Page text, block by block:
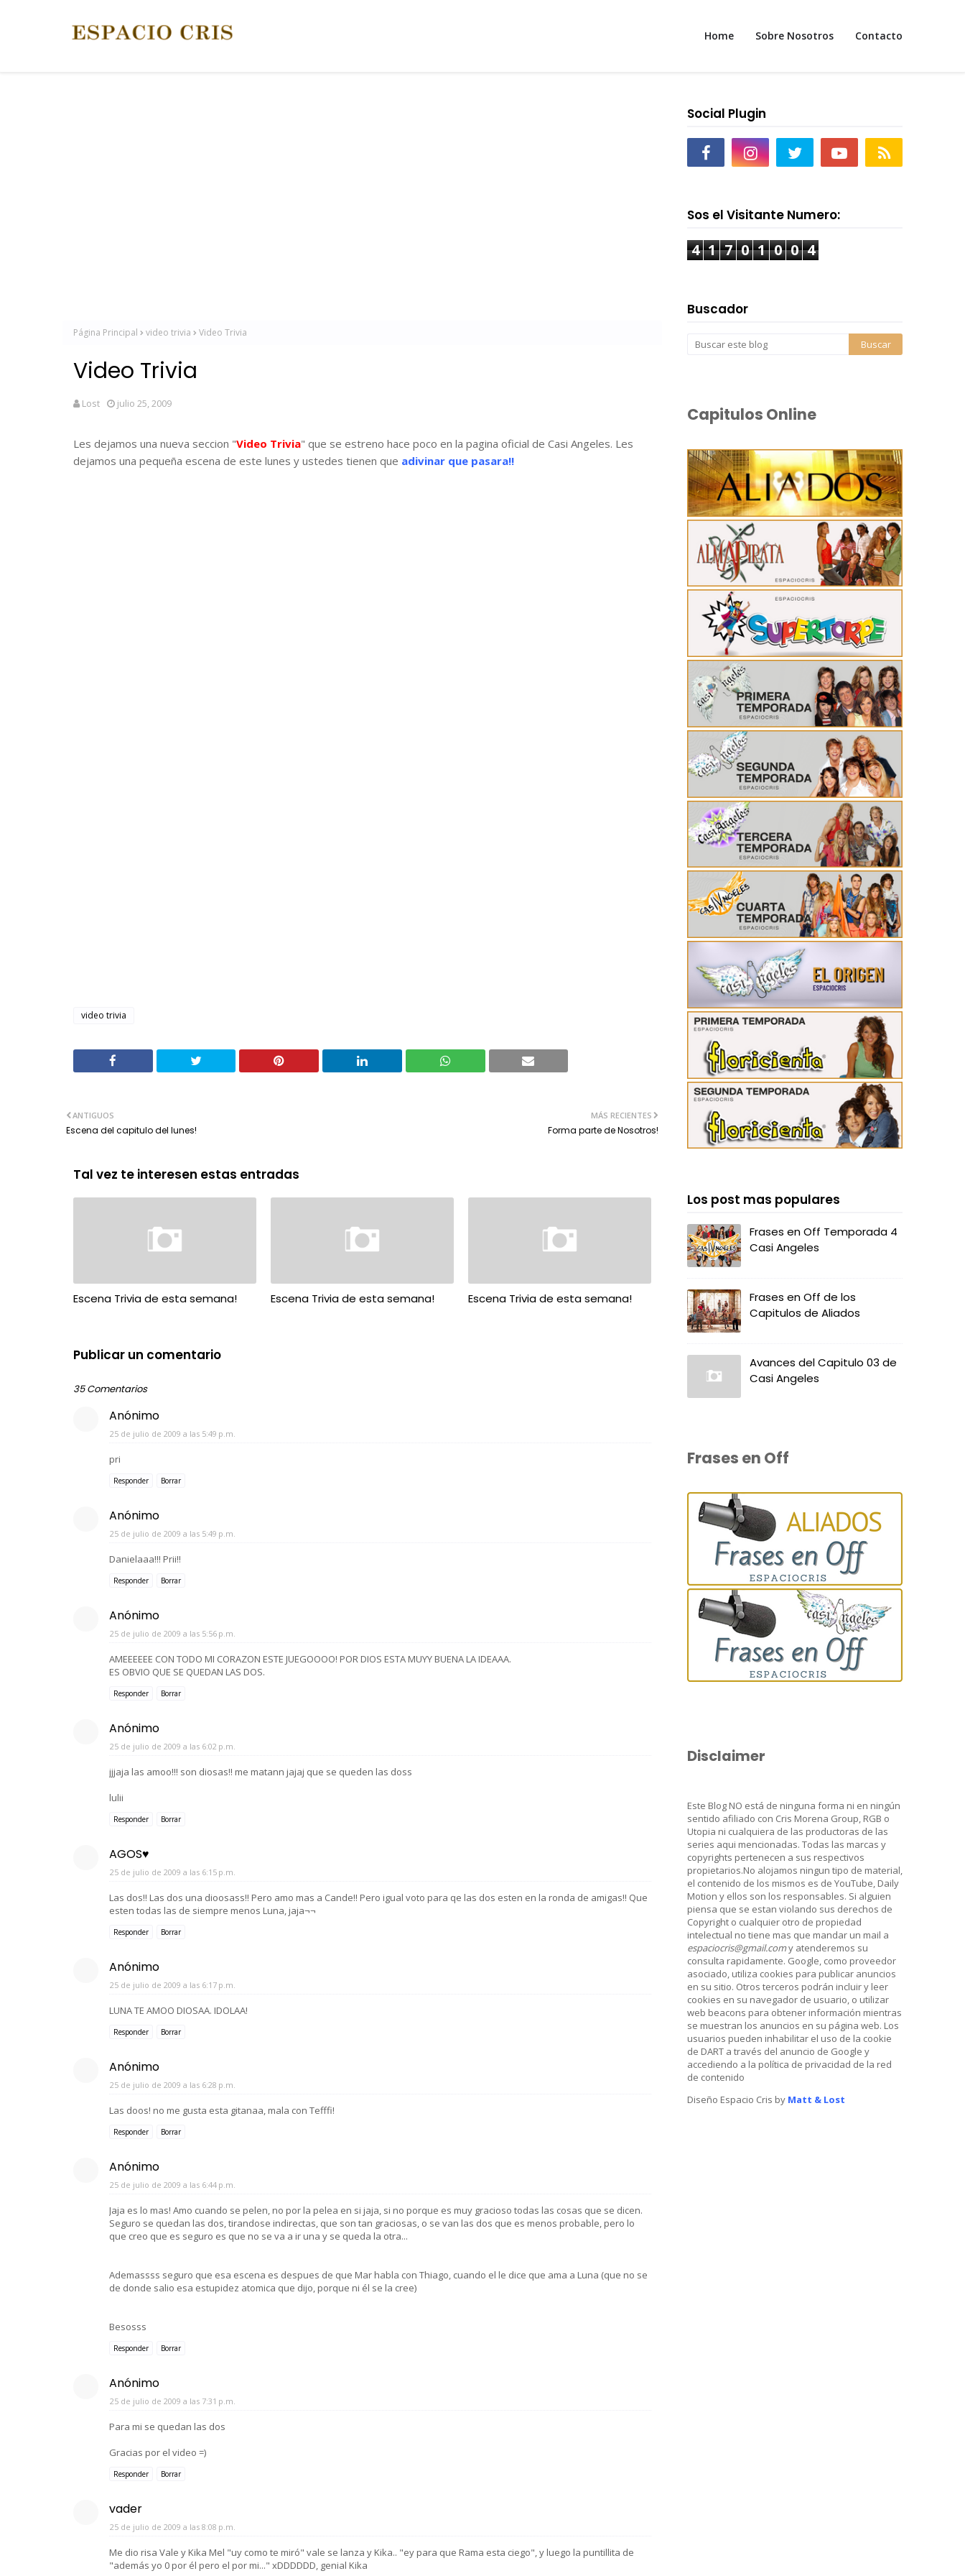
Home Sobre Nosotros Contacto
Página Principal video trivia Video Trivia
Video Trivia
Lost julio 25, 2009
Les dejamos una nueva seccion "Video Trivia" que se estreno hace poco en la pagina oficial de Casi Angeles. Les
dejamos una pequeña escena de este lunes y ustedes tienen que adivinar que pasara!!
video trivia
MÁS RECIENTES
Forma parte de Nosotros!
ANTIGUOS
Escena del capitulo del lunes!
Tal vez te interesen estas entradas
Escena Trivia de esta semana! Escena Trivia de esta semana! Escena Trivia de esta semana!
Publicar un comentario
35 Comentarios
Anónimo
25 de julio de 2009 a las 5:49 p.m.
pri
Responder Borrar
Anónimo
25 de julio de 2009 a las 5:49 p.m.
Danielaaa!!! Prii!!
Responder Borrar
Anónimo
25 de julio de 2009 a las 5:56 p.m.
AMEEEEEE CON TODO MI CORAZON ESTE JUEGOOOO! POR DIOS ESTA MUYY BUENA LA IDEAAA.
ES OBVIO QUE SE QUEDAN LAS DOS.
Responder Borrar
Anónimo
25 de julio de 2009 a las 6:02 p.m.
jjjaja las amoo!!! son diosas!! me matann jajaj que se queden las doss
lulii
Responder Borrar
AGOS♥
25 de julio de 2009 a las 6:15 p.m.
Las dos!! Las dos una dioosass!! Pero amo mas a Cande!! Pero igual voto para qe las dos esten en la ronda de amigas!! Que
esten todas las de siempre menos Luna, jaja¬¬
Responder Borrar
Anónimo
25 de julio de 2009 a las 6:17 p.m.
LUNA TE AMOO DIOSAA. IDOLAA!
Responder Borrar
Anónimo
25 de julio de 2009 a las 6:28 p.m.
Las doos! no me gusta esta gitanaa, mala con Tefffi!
Responder Borrar
Anónimo
25 de julio de 2009 a las 6:44 p.m.
Jaja es lo mas! Amo cuando se pelen, no por la pelea en si jaja, si no porque es muy gracioso todas las cosas que se dicen.
Seguro se quedan las dos, tirandose indirectas, que son tan graciosas, o se van las dos que es menos probable, pero lo
que creo que es seguro es que no se va a ir una y se queda la otra...
Ademassss seguro que esa escena es despues de que Mar habla con Thiago, cuando el le dice que ama a Luna (que no se
de donde salio esa estupidez atomica que dijo, porque ni él se la cree)
Besosss
Responder Borrar
Anónimo
25 de julio de 2009 a las 7:31 p.m.
Para mi se quedan las dos
Gracias por el video =)
Responder Borrar
vader
25 de julio de 2009 a las 8:08 p.m.
Me dio risa Vale y Kika Mel "uy como te miró" vale se lanza y Kika.. "ey para que Rama esta ciego", y luego la puntillita de
"además yo 0 por él pero el por mi..." xDDDDDD, genial Kika
Social Plugin
Sos el Visitante Numero:
4 1 7 0 1 0 0 4
Buscador
Capitulos Online
Los post mas populares
Frases en Off Temporada 4
Casi Angeles
Frases en Off de los
Capitulos de Aliados
Avances del Capitulo 03 de
Casi Angeles
Frases en Off
Disclaimer
Este Blog NO está de ninguna forma ni en ningún
sentido afiliado con Cris Morena Group, RGB o
Utopia ni cualquiera de las productoras de las
series aqui mencionadas. Todas las marcas y
copyrights pertenecen a sus respectivos
propietarios.No alojamos ningun tipo de material,
el contenido de los mismos es de YouTube, Daily
Motion y ellos son los responsables. Si alguien
piensa que se estan violando sus derechos de
Copyright o cualquier otro de propiedad
intelectual no tiene mas que mandar un mail a
espaciocris@gmail.comy atenderemos su
consulta rapidamente. Google, como proveedor
asociado, utiliza cookies para publicar anuncios
en su sitio. Otros terceros podrán incluir y leer
cookies en su navegador de usuario, o utilizar
web beacons para obtener información mientras
se muestran los anuncios en su página web. Los
usuarios pueden inhabilitar el uso de la cookie
de DART a través del anuncio de Google y
accediendo a la política de privacidad de la red
de contenido
Diseño Espacio Cris by Matt & Lost